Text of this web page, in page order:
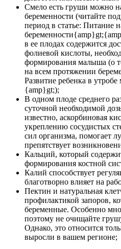
Смело есть груши можно
беременности (читайте
период в статье: Питание
в ее плодах содержится
фолиевой кислоты,
формирования малыша (о
на всем протяжении
Развитие ребенка в
{amp}gt;);
В одном плоде среднего
суточной необходимой
известно, аскорбиновая
укреплению сосудистых
сил организма, помогает
препятствует
Кальций, который
формирования костной
Калий способствует
благотворно влияет на
Пектин и натуральная
профилактикой запоров,
беременные. Особенно
поэтому не очищайте
Однако, это относится
выросли в вашем регионе;